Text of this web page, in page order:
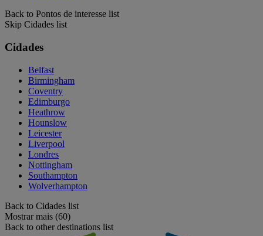
Back to Pontos de interesse list
Skip Cidades list
Cidades
Belfast
Birmingham
Coventry
Edimburgo
Heathrow
Hounslow
Leicester
Liverpool
Londres
Nottingham
Southampton
Wolverhampton
Back to Cidades list
Mostrar mais (60)
Back to other destinations list